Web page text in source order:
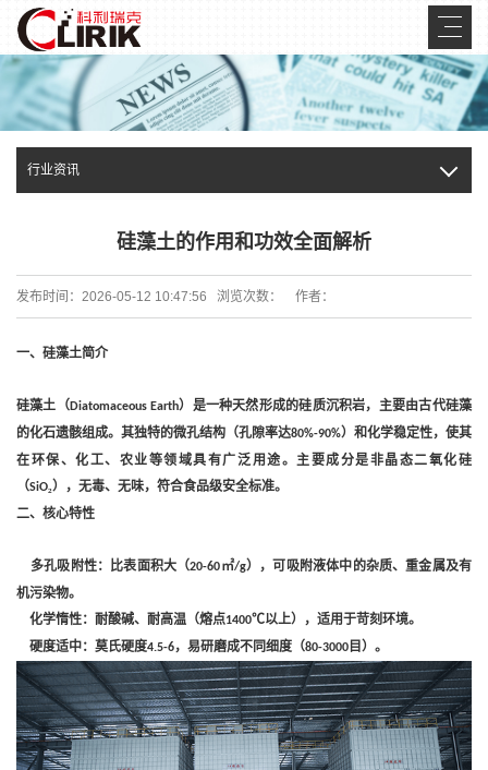
行业资讯
硅藻土的作用和功效全面解析
发布时间：2026-05-12 10:47:56 浏览次数： 作者：
‌一、硅藻土简介‌
硅藻土（Diatomaceous Earth）是一种天然形成的硅质沉积岩，主要由古代硅藻
的化石遗骸组成。其独特的微孔结构（孔隙率达80%-90%）和化学稳定性，使其
在环保、化工、农业等领域具有广泛用途。主要成分是非晶态二氧化硅
（SiO₂），无毒、无味，符合食品级安全标准。
‌二、核心特性‌
‌多孔吸附性‌：比表面积大（20-60㎡/g），可吸附液体中的杂质、重金属及有
机污染物。
‌化学惰性‌：耐酸碱、耐高温（熔点1400℃以上），适用于苛刻环境。
‌硬度适中‌：莫氏硬度4.5-6，易研磨成不同细度（80-3000 目）。